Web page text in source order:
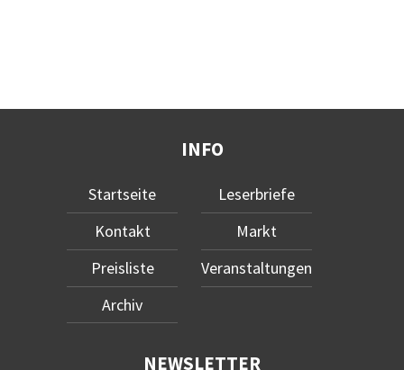
INFO
Startseite
Kontakt
Preisliste
Archiv
Leserbriefe
Markt
Veranstaltungen
NEWSLETTER